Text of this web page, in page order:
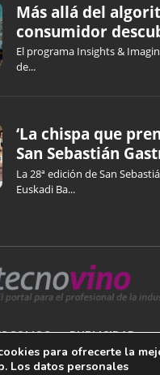
Más allá del
consumidor
El programa Insights &
de...
‘La chispa que
San Sebastián
La 28ª edición de San
Euskadi Ba...
SOMOS PUBLICIDAD
para ofrecerte la
Los datos personales